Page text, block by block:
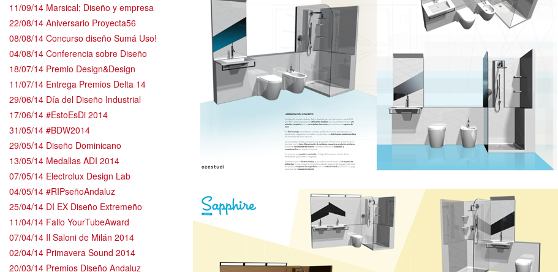
11/09/14 Marsical; Diseño y empresa
22/08/14 Aniversario Proyecta56
08/08/14 Concurso diseño Sumá Uso!
04/08/14 Conferencia sobre Diseño
18/07/14 Premio Design&Design
11/07/14 Entrega Premios Delta 14
29/06/14 Día del Diseño Industrial
17/06/14 #EstoEsDi 2014
31/05/14 #BDW2014
29/05/14 Diseño Dominicano
13/05/14 Medallas ADI 2014
07/05/14 Electrolux Design Lab
04/05/14 #RIPseñoAndaluz
25/04/14 DI EX Diseño Extremeño
11/04/14 Fallo YourTubeAward
07/04/14 Il Saloni de Milán 2014
02/04/14 Primavera Sound 2014
20/03/14 Premios Diseño Andaluz